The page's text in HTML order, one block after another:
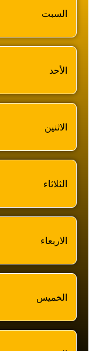
السبت
الأحد
الاثنين
الثلاثاء
الاربعاء
الخميس